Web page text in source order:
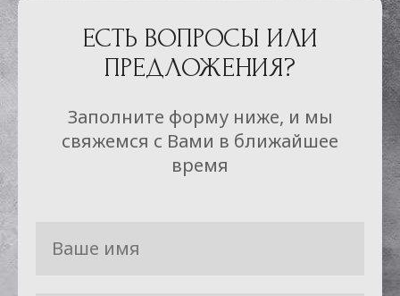
ЕСТЬ ВОПРОСЫ ИЛИ
ПРЕДЛОЖЕНИЯ?
Заполните форму ниже, и мы
свяжемся с Вами в ближайшее
время